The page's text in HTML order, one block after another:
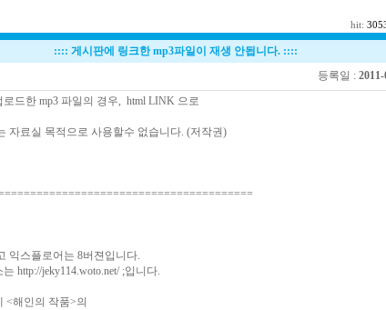
hit:
:::: 게시판에 링크한 mp3파일이 재생 안됩니다. ::::
등록일 :
드한 mp3 파일의 경우, html LINK 으로
자료실 목적으로 사용할수 없습니다. (저작권)
익스플로어는 8버젼입니다.
는 http://jeky114.woto.net/ ;입니다.
<해인의 작품>의